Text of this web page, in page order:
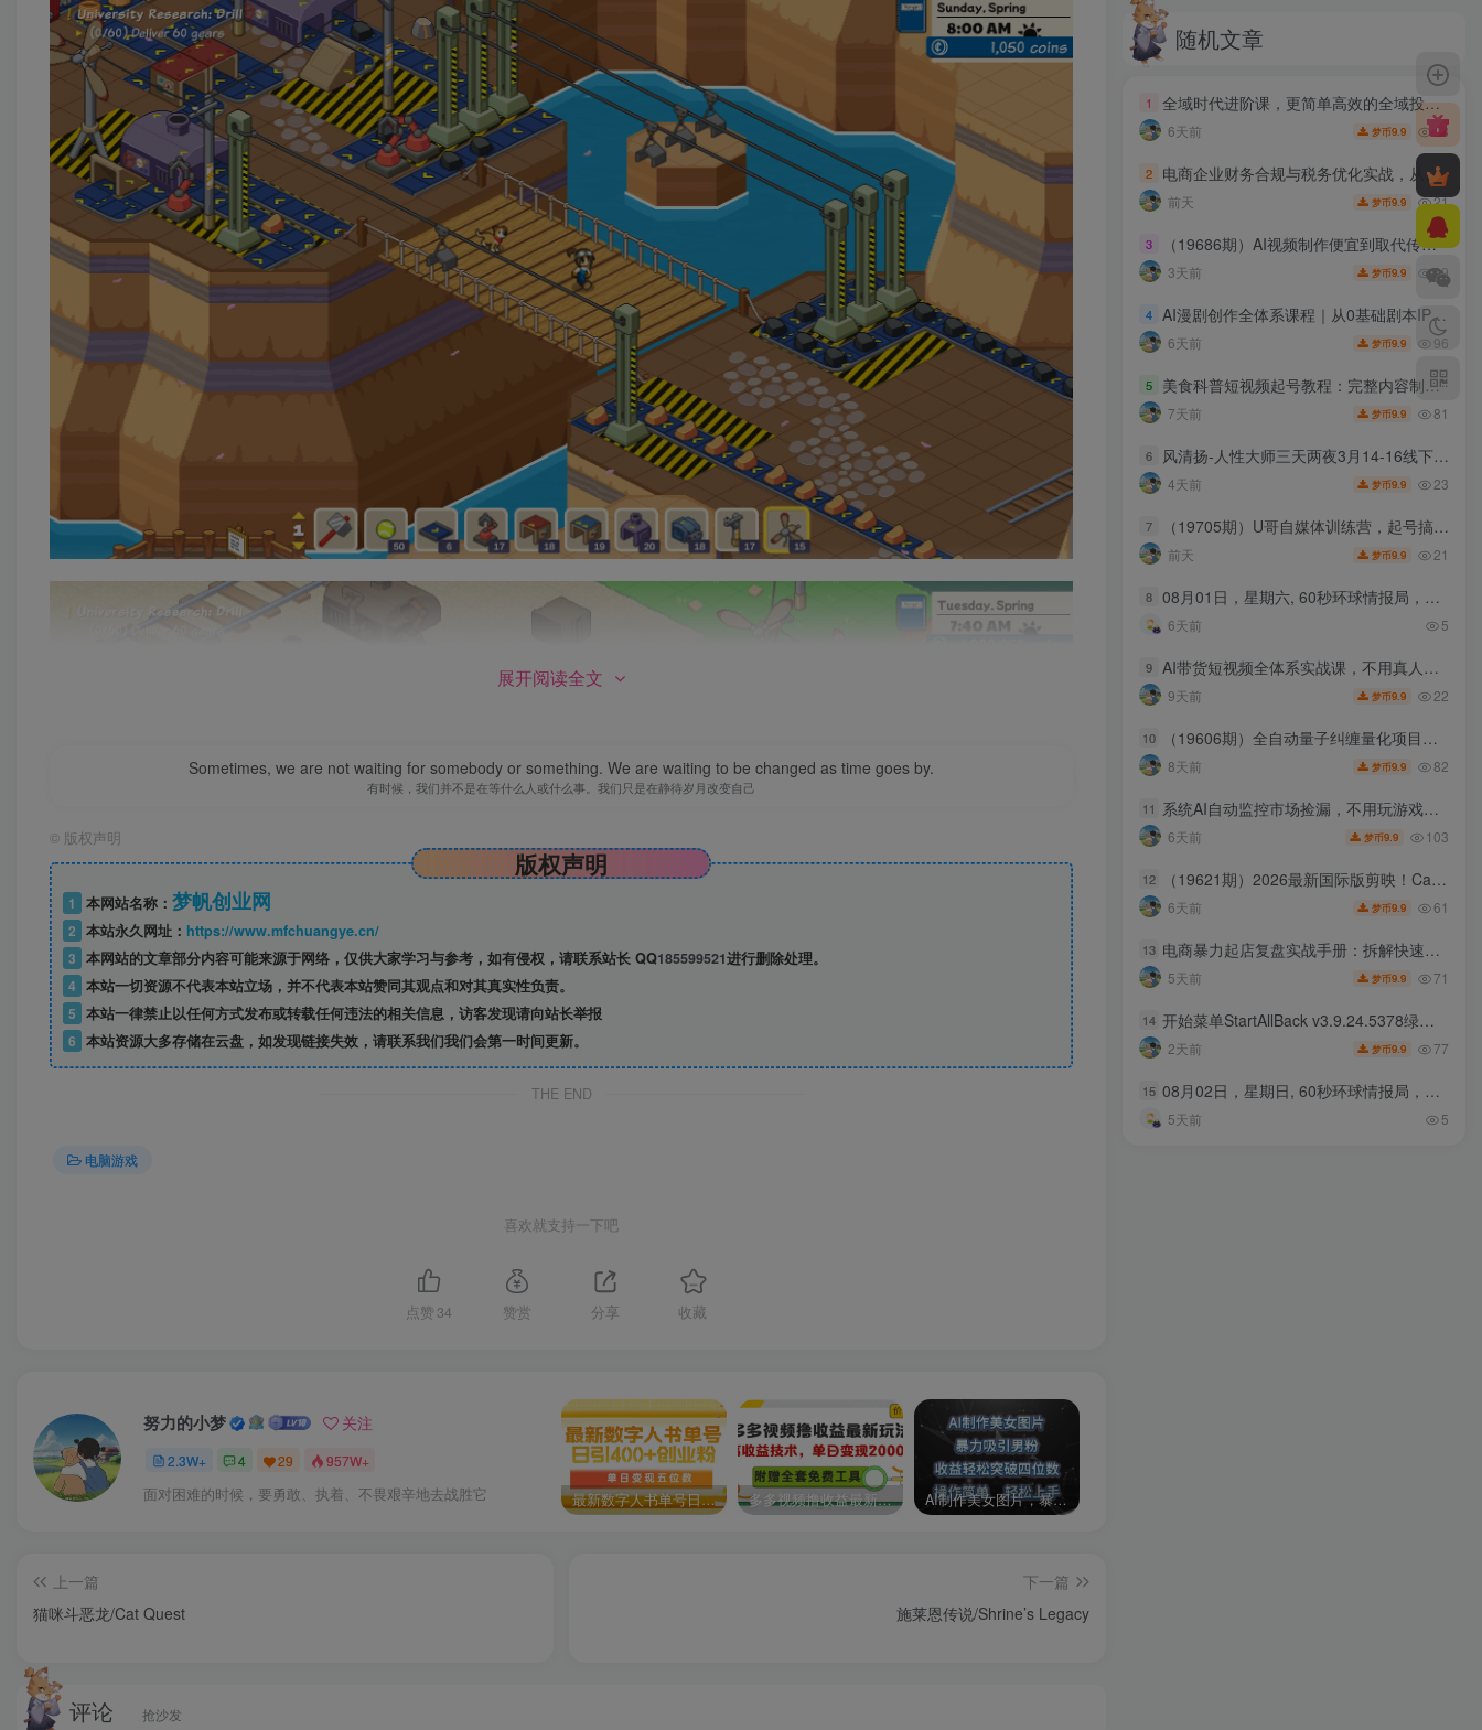
展开阅读全文
Sometimes, we are not waiting for somebody or something. We are waiting to be changed as time goes by.
有时候，我们并不是在等什么人或什么事。我们只是在静待岁月改变自己
© 版权声明
版权声明
1 本网站名称： 梦帆创业网
2 本站永久网址： https://www.mfchuangye.cn/
3 本网站的文章部分内容可能来源于网络，仅供大家学习与参考，如有侵权，请联系站长 QQ185599521进行删除处理。
4 本站一切资源不代表本站立场，并不代表本站赞同其观点和对其真实性负责。
5 本站一律禁止以任何方式发布或转载任何违法的相关信息，访客发现请向站长举报
6 本站资源大多存储在云盘，如发现链接失效，请联系我们我们会第一时间更新。
THE END
电脑游戏
喜欢就支持一下吧
点赞 34 赞赏 分享 收藏
努力的小梦 关注
2.3W+ 4 29 957W+
面对困难的时候，要勇敢、执着、不畏艰辛地去战胜它 最新数字人书单号日400+创业粉，单日变现五位数，市面卖5980附软件和详… 多多视频撸收益最新玩法，高收益技术，单日变现2000+，附赠全套技术资料 AI制作美女图片，暴力吸引男粉，收益轻松突破四位数，操作简单 上手难度低
上一篇
猫咪斗恶龙/Cat Quest
下一篇
施莱恩传说/Shrine’s Legacy
评论 抢沙发
随机文章
1 全域时代进阶课，更简单高效的全域投放实操，让电商运营更简单高效（更新0731）
6天前 梦币9.9 93
2 电商企业财务合规与税务优化实战，从行业合规大势切入，系统梳理增值税、企业所得税、个税等全税种要点
前天 梦币9.9 21
3 （19686期）AI视频制作便宜到取代传统！教你做真人感内容，还能靠它赚外快（避开7个AI假脸坑）【原创双语字幕】
3天前 梦币9.9 99
4 AI漫剧创作全体系课程｜从0基础剧本IP到批量爆款漫剧成片落地，打造属于自己的可变现的专属漫剧IP
6天前 梦币9.9 96
5 美食科普短视频起号教程：完整内容制作流程，配套字幕剪辑预设与现成文案素材
7天前 梦币9.9 81
6 风清扬-人性大师三天两夜3月14-16线下课2026年，创业高手，都是人性大师【音频】
4天前 梦币9.9 23
7 （19705期）U哥自媒体训练营，起号搞流量，做爆款，培养做自媒体能力
前天 梦币9.9 21
8 08月01日，星期六, 60秒环球情报局，天天带你吃瓜看世界！
6天前 5
9 AI带货短视频全体系实战课，不用真人出镜，复刻全网爆款、全品类通用，国内抖音+海外TK双赛道变现
9天前 梦币9.9 22
10 （19606期）全自动量子纠缠量化项目，每天挣几十美刀，可矩阵放大！
8天前 梦币9.9 82
11 系统AI自动监控市场捡漏，不用玩游戏，只需要一部手机，支持任何形式数据验证
6天前 梦币9.9 103
12 （19621期）2026最新国际版剪映！CapCut 众多付费功能免费用，一键字幕识别 / 滤镜素材 / AI智能功能自由了 CapCut
6天前 梦币9.9 61
13 电商暴力起店复盘实战手册：拆解快速起量落地玩法，复盘起店踩坑细节稳定店铺流量
5天前 梦币9.9 71
14 开始菜单StartAllBack v3.9.24.5378绿色版
2天前 梦币9.9 77
15 08月02日，星期日, 60秒环球情报局，天天带你吃瓜看世界！
5天前 5